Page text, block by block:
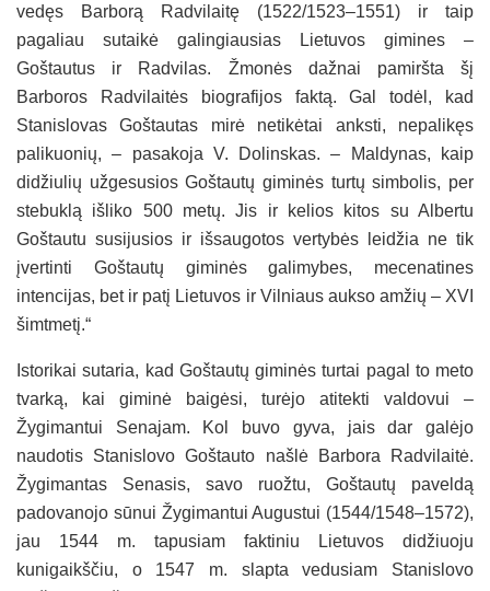
vedęs Barborą Radvilaitę (1522/1523–1551) ir taip
pagaliau sutaikė galingiausias Lietuvos gimines –
Goštautus ir Radvilas. Žmonės dažnai pamiršta šį
Barboros Radvilaitės biografijos faktą. Gal todėl, kad
Stanislovas Goštautas mirė netikėtai anksti, nepalikęs
palikuonių, – pasakoja V. Dolinskas. – Maldynas, kaip
didžiulių užgesusios Goštautų giminės turtų simbolis, per
stebuklą išliko 500 metų. Jis ir kelios kitos su Albertu
Goštautu susijusios ir išsaugotos vertybės leidžia ne tik
įvertinti Goštautų giminės galimybes, mecenatines
intencijas, bet ir patį Lietuvos ir Vilniaus aukso amžių – XVI
šimtmetį.“
Istorikai sutaria, kad Goštautų giminės turtai pagal to meto
tvarką, kai giminė baigėsi, turėjo atitekti valdovui –
Žygimantui Senajam. Kol buvo gyva, jais dar galėjo
naudotis Stanislovo Goštauto našlė Barbora Radvilaitė.
Žygimantas Senasis, savo ruožtu, Goštautų paveldą
padovanojo sūnui Žygimantui Augustui (1544/1548–1572),
jau 1544 m. tapusiam faktiniu Lietuvos didžiuoju
kunigaikščiu, o 1547 m. slapta vedusiam Stanislovo